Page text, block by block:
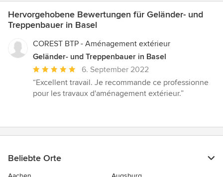
Hervorgehobene Bewertungen für Geländer- und
Treppenbauer in Basel
COREST BTP - Aménagement extérieur
Geländer- und Treppenbauer in Basel
Durchschnittliche
Bewertung:
5
6. September 2022
“Excellent travail. Je recommande ce professionne
pour les travaux d'aménagement extérieur.”
Beliebte Orte